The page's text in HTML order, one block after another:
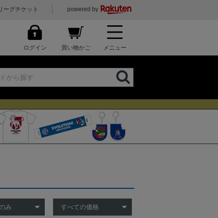
ーグチケット powered by
ログイン 買い物かご メニュー